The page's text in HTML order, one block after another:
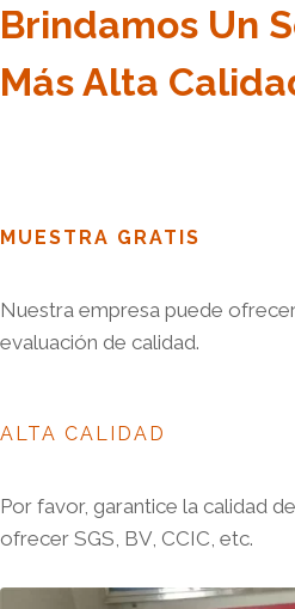
Brindamos Un
Más Alta
MUESTRA GRATIS
Nuestra empresa puede
evaluación de calidad.
ALTA CALIDAD
Por favor, garantice la calidad
ofrecer SGS, BV, CCIC, etc.